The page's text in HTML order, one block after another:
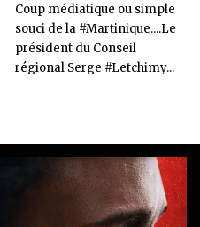
Coup médiatique ou simple
souci de la #Martinique....Le
président du Conseil
régional Serge #Letchimy...